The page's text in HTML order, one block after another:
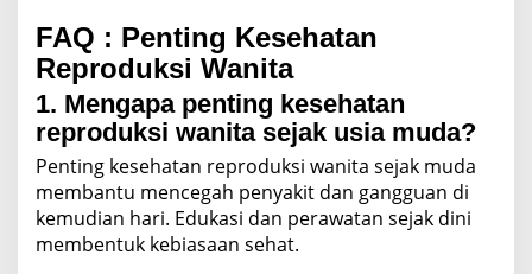
FAQ : Penting Kesehatan
Reproduksi Wanita
1. Mengapa penting kesehatan
reproduksi wanita sejak usia muda?
Penting kesehatan reproduksi wanita sejak muda
membantu mencegah penyakit dan gangguan di
kemudian hari. Edukasi dan perawatan sejak dini
membentuk kebiasaan sehat.